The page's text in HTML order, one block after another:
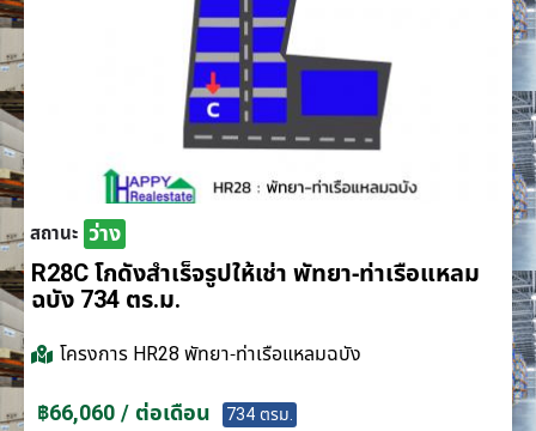
สถานะ ว่าง
R28C โกดังสำเร็จรูปให้เช่า พัทยา-ท่าเรือแหลม
ฉบัง 734 ตร.ม.
โครงการ HR28 พัทยา-ท่าเรือแหลมฉบัง
฿66,060 / ต่อเดือน 734 ตรม.